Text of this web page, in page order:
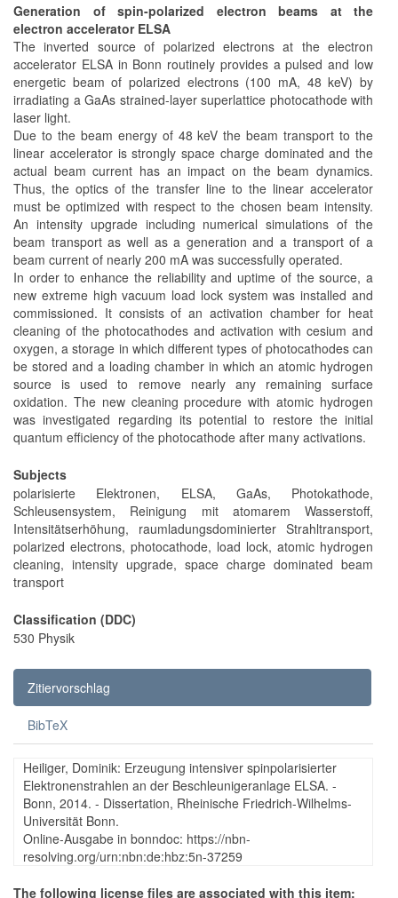
Generation of spin-polarized electron beams at the
electron accelerator ELSA
The inverted source of polarized electrons at the electron
accelerator ELSA in Bonn routinely provides a pulsed and low
energetic beam of polarized electrons (100 mA, 48 keV) by
irradiating a GaAs strained-layer superlattice photocathode with
laser light.
Due to the beam energy of 48 keV the beam transport to the
linear accelerator is strongly space charge dominated and the
actual beam current has an impact on the beam dynamics.
Thus, the optics of the transfer line to the linear accelerator
must be optimized with respect to the chosen beam intensity.
An intensity upgrade including numerical simulations of the
beam transport as well as a generation and a transport of a
beam current of nearly 200 mA was successfully operated.
In order to enhance the reliability and uptime of the source, a
new extreme high vacuum load lock system was installed and
commissioned. It consists of an activation chamber for heat
cleaning of the photocathodes and activation with cesium and
oxygen, a storage in which different types of photocathodes can
be stored and a loading chamber in which an atomic hydrogen
source is used to remove nearly any remaining surface
oxidation. The new cleaning procedure with atomic hydrogen
was investigated regarding its potential to restore the initial
quantum efficiency of the photocathode after many activations.
Subjects
polarisierte Elektronen, ELSA, GaAs, Photokathode,
Schleusensystem, Reinigung mit atomarem Wasserstoff,
Intensitätserhöhung, raumladungsdominierter Strahltransport,
polarized electrons, photocathode, load lock, atomic hydrogen
cleaning, intensity upgrade, space charge dominated beam
transport
Classification (DDC)
530 Physik
Zitiervorschlag
BibTeX
Heiliger, Dominik: Erzeugung intensiver spinpolarisierter
Elektronenstrahlen an der Beschleunigeranlage ELSA. -
Bonn, 2014. - Dissertation, Rheinische Friedrich-Wilhelms-
Universität Bonn.
Online-Ausgabe in bonndoc: https://nbn-
resolving.org/urn:nbn:de:hbz:5n-37259
The following license files are associated with this item: